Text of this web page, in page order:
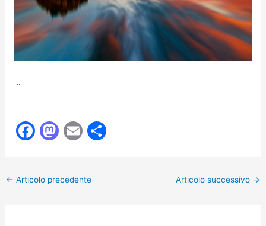
..
F
e
M
o
E
l
← Articolo precedente Articolo successivo →